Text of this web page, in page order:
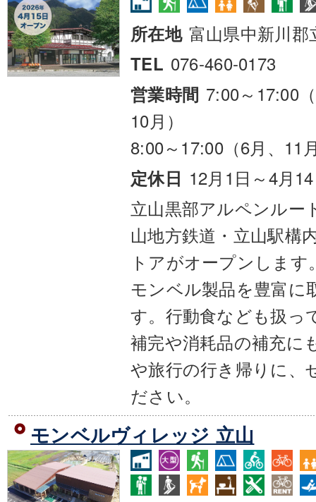
所在地 富山県中新川郡
TEL 076-460-0173
営業時間 7:00～17:00
10月）
8:00～17:00（6月、11
定休日 12月1日～4月
立山黒部アルペンルー
山地方鉄道・立山駅構
トアがオープンしま
モンベル製品を豊富に
す。行動食なども扱っ
補完や消耗品の補充に
や旅行の行き帰りに、
ださい。
モンベルヴィレッジ 立山